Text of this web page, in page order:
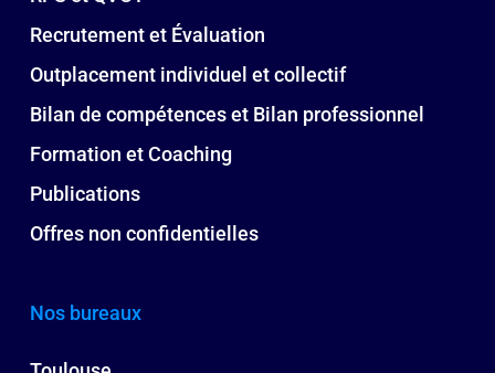
Recrutement et Évaluation
Outplacement individuel et collectif
Bilan de compétences et Bilan professionnel
Formation et Coaching
Publications
Offres non confidentielles
Nos bureaux